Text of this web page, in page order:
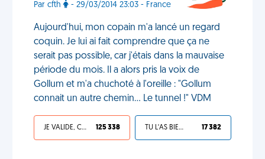
Par cfth - 29/03/2014 23:03 - France
Aujourd'hui, mon copain m'a lancé un regard
coquin. Je lui ai fait comprendre que ça ne
serait pas possible, car j'étais dans la mauvaise
période du mois. Il a alors pris la voix de
Gollum et m'a chuchoté à l'oreille : "Gollum
connait un autre chemin... Le tunnel !" VDM
JE VALIDE, C'EST UNE VDM 125 338 TU L'AS BIEN MÉRITÉ 17 382